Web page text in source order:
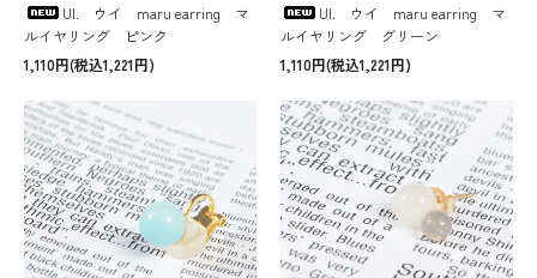
UI. ウイ maru earring マ
ルイヤリング ピンク
1,110円(税込1,221円)
UI. ウイ maru earring マ
ルイヤリング グリーン
1,110円(税込1,221円)